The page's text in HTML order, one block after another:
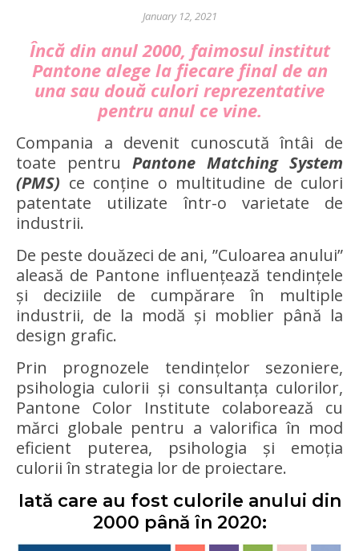
January 12, 2021
Încă din anul 2000, faimosul institut
Pantone alege la fiecare final de an
una sau două culori reprezentative
pentru anul ce vine.
Compania a devenit cunoscută întâi de
toate pentru Pantone Matching System
(PMS) ce conține o multitudine de culori
patentate utilizate într-o varietate de
industrii.
De peste douăzeci de ani, ”Culoarea anului”
aleasă de Pantone influențează tendințele
și deciziile de cumpărare în multiple
industrii, de la modă și moblier până la
design grafic.
Prin prognozele tendințelor sezoniere,
psihologia culorii și consultanța culorilor,
Pantone Color Institute colaborează cu
mărci globale pentru a valorifica în mod
eficient puterea, psihologia și emoția
culorii în strategia lor de proiectare.
Iată care au fost culorile anului din
2000 până în 2020: